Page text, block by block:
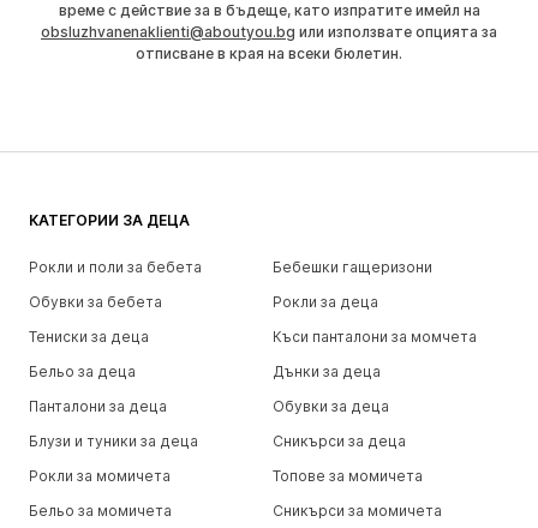
време с действие за в бъдеще, като изпратите имейл на
obsluzhvanenaklienti@aboutyou.bg или използвате опцията за
отписване в края на всеки бюлетин.
КАТЕГОРИИ ЗА ДЕЦА
Рокли и поли за бебета
Бебешки гащеризони
Обувки за бебета
Рокли за деца
Тениски за деца
Къси панталони за момчета
Бельо за деца
Дънки за деца
Панталони за деца
Обувки за деца
Блузи и туники за деца
Сникърси за деца
Рокли за момичета
Топове за момичета
Бельо за момичета
Сникърси за момичета